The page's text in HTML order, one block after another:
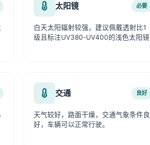
太阳镜 必要
白天太阳辐射较强，建议佩戴透射比1
级且标注UV380-UV400的浅色太阳镜
交通 良好
天气较好，路面干燥，交通气象条件良
好，车辆可以正常行驶。